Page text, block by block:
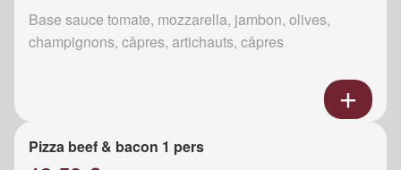
Base sauce tomate, mozzarella, jambon, olives,
champignons, câpres, artichauts, câpres
Pizza beef & bacon 1 pers